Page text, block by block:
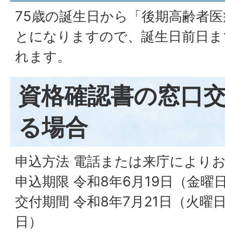
75歳の誕生日から「後期高齢者
とになりますので、誕生日前日
れます。
資格確認書の窓口
る場合
申込方法 電話または来庁により
申込期限 令和8年6月19日（金曜
交付期間 令和8年7月21日（火曜
日）